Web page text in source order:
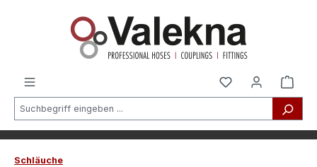
Schläuche